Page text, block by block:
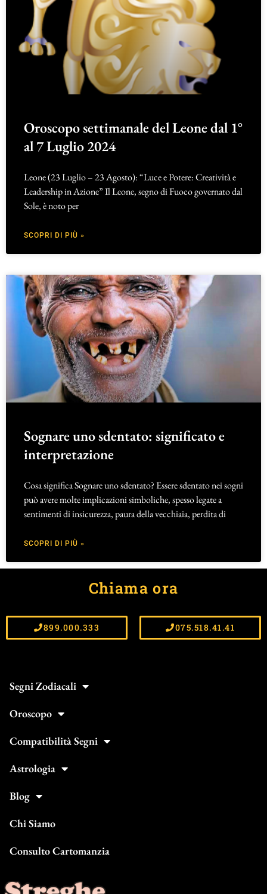
Oroscopo settimanale del Leone dal 1°
al 7 Luglio 2024
Leone (23 Luglio – 23 Agosto): “Luce e Potere: Creatività e
Leadership in Azione” Il Leone, segno di Fuoco governato dal
Sole, è noto per
SCOPRI DI PIÙ »
Sognare uno sdentato: significato e
interpretazione
Cosa significa Sognare uno sdentato? Essere sdentato nei sogni
può avere molte implicazioni simboliche, spesso legate a
sentimenti di insicurezza, paura della vecchiaia, perdita di
SCOPRI DI PIÙ »
Chiama ora
899.000.333 075.518.41.41
Segni Zodiacali
Oroscopo
Compatibilità Segni
Astrologia
Blog
Chi Siamo
Consulto Cartomanzia